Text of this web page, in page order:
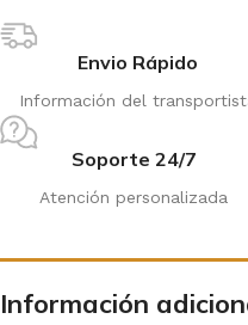
Envio Rápido
Información del
Soporte 24/7
Atención personalizada
Información